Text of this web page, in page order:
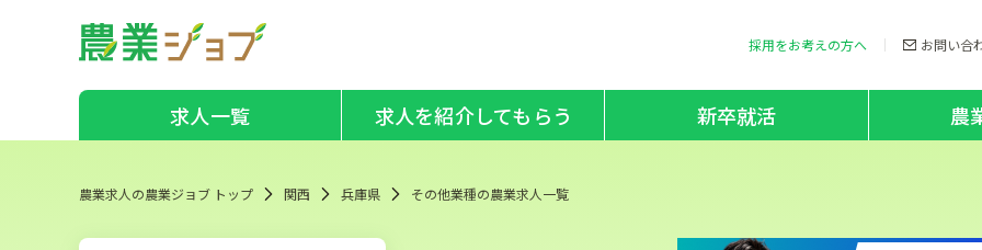
採用をお考えの方へ お問い合
求人一覧 求人を紹介してもらう 新卒就活 農
農業求人の農業ジョブ トップ 関西 兵庫県 その他業種の農業求人一覧